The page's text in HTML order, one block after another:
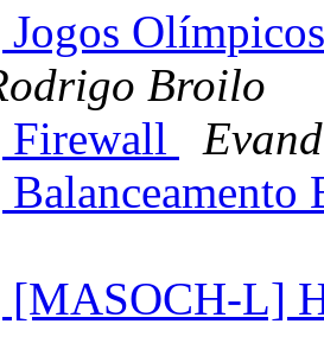
Broilo
[MASOCH-L]